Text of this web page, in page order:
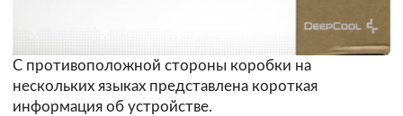
С противоположной стороны коробки на
нескольких языках представлена короткая
информация об устройстве.